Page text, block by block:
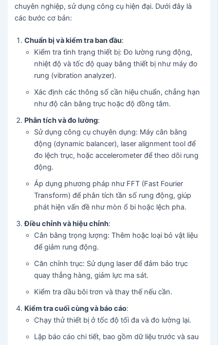
chuyên nghiệp, sử dụng công cụ hiện đại. Dưới đây là
các bước cơ bản:
Chuẩn bị và kiểm tra ban đầu:
Kiểm tra tình trạng thiết bị: Đo lường rung động,
nhiệt độ và tốc độ quay bằng thiết bị như máy đo
rung (vibration analyzer).
Xác định các thông số cần hiệu chuẩn, chẳng hạn
như độ cân bằng trục hoặc độ đồng tâm.
Phân tích và đo lường:
Sử dụng công cụ chuyên dụng: Máy cân bằng
động (dynamic balancer), laser alignment tool để
đo lệch trục, hoặc accelerometer để theo dõi rung
động.
Áp dụng phương pháp như FFT (Fast Fourier
Transform) để phân tích tần số rung động, giúp
phát hiện vấn đề như mòn ổ bi hoặc lệch pha.
Điều chỉnh và hiệu chỉnh:
Cân bằng trọng lượng: Thêm hoặc loại bỏ vật liệu
để giảm rung động.
Căn chỉnh trục: Sử dụng laser để đảm bảo trục
quay thẳng hàng, giảm lực ma sát.
Kiểm tra dầu bôi trơn và thay thế nếu cần.
Kiểm tra cuối cùng và báo cáo:
Chạy thử thiết bị ở tốc độ tối đa và đo lường lại.
Lập báo cáo chi tiết, bao gồm dữ liệu trước và sau